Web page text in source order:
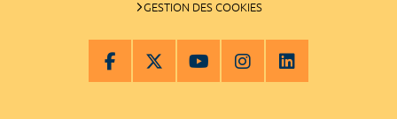
GESTION DES COOKIES